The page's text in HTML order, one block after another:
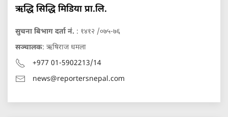
ऋद्धि सिद्धि मिडिया प्रा.लि.
सुचना बिभाग दर्ता नं. : १४१२ /०७५-७६
सञ्चालक: ऋषिराज धमला
+977 01-5902213/14
news@reportersnepal.com